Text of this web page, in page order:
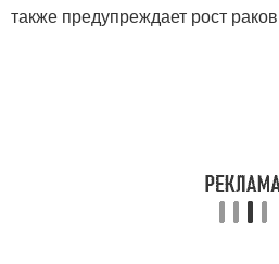
также предупреждает рост